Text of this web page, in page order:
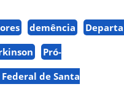
demência
Pró-
de Santa